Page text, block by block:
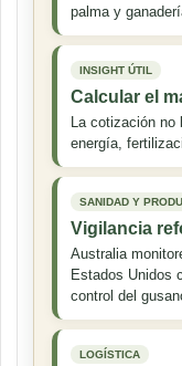
palma y
INSIGHT ÚTIL
Calcular el
La cotización no
energía,
SANIDAD Y
Vigilancia
Australia
Estados Unidos
control del
LOGÍSTICA